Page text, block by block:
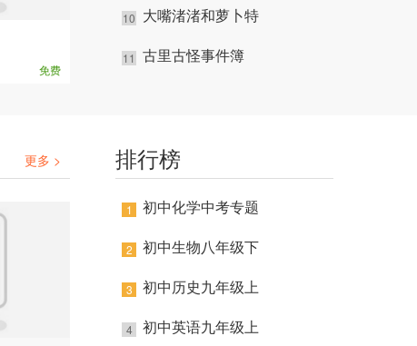
大嘴渚渚和萝卜特
10
古里古怪事件簿
11
免费
排行榜
初中化学中考专题
1
初中生物八年级下
2
初中历史九年级上
3
初中英语九年级上
4
更多 >